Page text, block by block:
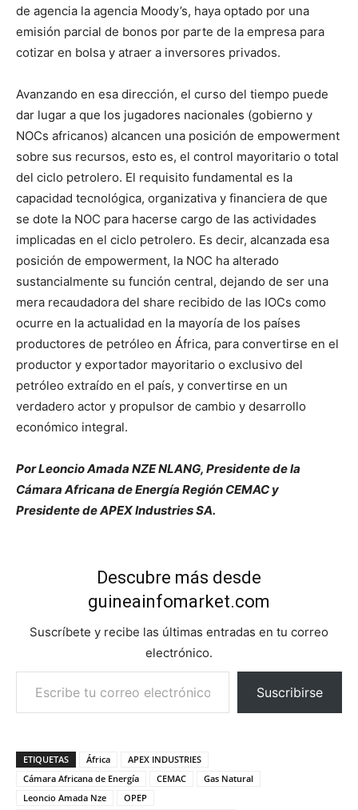
de agencia la agencia Moody’s, haya optado por una
emisión parcial de bonos por parte de la empresa para
cotizar en bolsa y atraer a inversores privados.
Avanzando en esa dirección, el curso del tiempo puede
dar lugar a que los jugadores nacionales (gobierno y
NOCs africanos) alcancen una posición de empowerment
sobre sus recursos, esto es, el control mayoritario o total
del ciclo petrolero. El requisito fundamental es la
capacidad tecnológica, organizativa y financiera de que
se dote la NOC para hacerse cargo de las actividades
implicadas en el ciclo petrolero. Es decir, alcanzada esa
posición de empowerment, la NOC ha alterado
sustancialmente su función central, dejando de ser una
mera recaudadora del share recibido de las IOCs como
ocurre en la actualidad en la mayoría de los países
productores de petróleo en África, para convertirse en el
productor y exportador mayoritario o exclusivo del
petróleo extraído en el país, y convertirse en un
verdadero actor y propulsor de cambio y desarrollo
económico integral.
Por Leoncio Amada NZE NLANG, Presidente de la
Cámara Africana de Energía Región CEMAC y
Presidente de APEX Industries SA.
Descubre más desde
guineainfomarket.com
Suscríbete y recibe las últimas entradas en tu correo
electrónico.
Escribe tu correo electrónico…
Suscribirse
ETIQUETAS África
APEX INDUSTRIES
Cámara Africana de Energía
CEMAC
Gas Natural
Leoncio Amada Nze
OPEP